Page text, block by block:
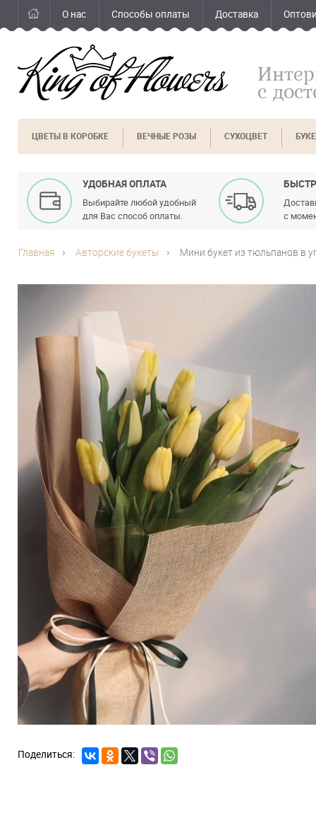
О нас Способы оплаты Доставка
с
ЦВЕТЫ В КОРОБКЕ ВЕЧНЫЕ РОЗЫ СУХОЦВЕТ
УДОБНАЯ ОПЛАТА
Выбирайте любой удобный
для Вас способ оплаты.
с
Главная Авторские букеты Мини букет из тюльпанов в